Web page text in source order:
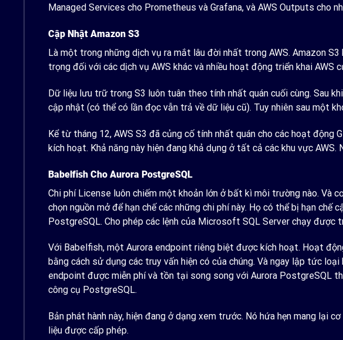
Managed Services cho Prometheus và Grafana, và AWS Outputs cho
Cập Nhật Amazon S3
Là một trong những dịch vụ ra mắt lâu đời nhất trong AWS. Amazon
trọng đối với các dịch vụ AWS khác và nhiều hoạt động triển khai AWS
Dữ liệu lưu trữ trong S3 luôn tuân theo tính nhất quán cuối cùng. Sau
cập nhật (có thể có lần đọc vẫn trả về dữ liệu cũ). Tuy nhiên sau một
Kể từ tháng 12, AWS S3 đã củng cố tính nhất quán cho các hoạt động
kích hoạt. Khả năng này hiện đang khả dụng ở tất cả các khu vực
Babelfish Cho Aurora PostgreSQL
Chi phí License luôn chiếm một khoản lớn ở bất kì môi trường nào. Và
chọn nguồn mở để hạn chế các những chi phí này. Họ có thể bị hạn
PostgreSQL. Cho phép các lệnh của Microsoft SQL Server chạy
Với Babelfish, một Aurora endpoint riêng biệt được kích hoạt. Hoạt
bằng cách sử dụng các truy vấn hiện có của chúng. Và ngay lập tức
endpoint được miễn phí và tồn tại song song với Aurora PostgreSQL
công cụ PostgreSQL.
Bản phát hành này, hiện đang ở dạng xem trước. Nó hứa hẹn mang lại
liệu được cấp phép.